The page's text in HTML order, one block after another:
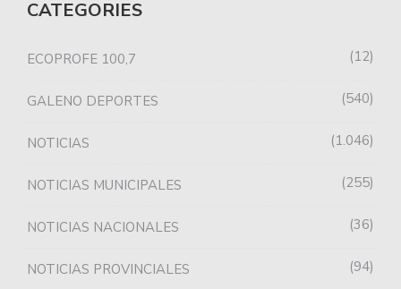
CATEGORIES
ECOPROFE 100,7 12
GALENO DEPORTES 540
NOTICIAS 1.046
NOTICIAS MUNICIPALES 255
NOTICIAS NACIONALES 36
NOTICIAS PROVINCIALES 94